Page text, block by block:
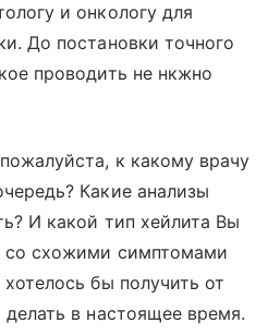
и онкологу для
До постановки точного
проводить не нкжно
к какому врачу
Какие анализы
И какой тип хейлита Вы
со схожими симптомами
бы получить от
в настоящее время.